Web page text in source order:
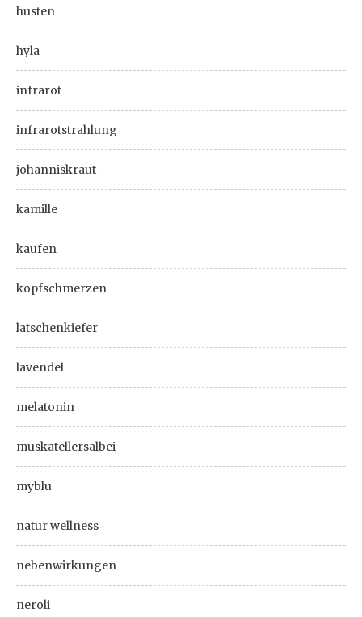
husten
hyla
infrarot
infrarotstrahlung
johanniskraut
kamille
kaufen
kopfschmerzen
latschenkiefer
lavendel
melatonin
muskatellersalbei
myblu
natur wellness
nebenwirkungen
neroli